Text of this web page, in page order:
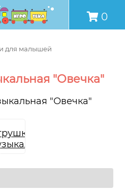
0
для малышей
"Овечка"